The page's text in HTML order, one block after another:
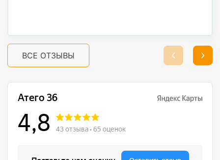
ВСЕ ОТЗЫВЫ